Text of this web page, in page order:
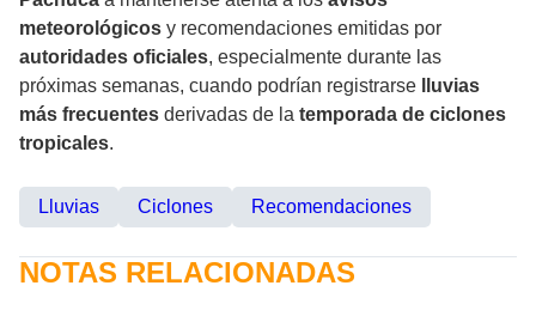
meteorológicos y recomendaciones emitidas por
autoridades oficiales, especialmente durante las
próximas semanas, cuando podrían registrarse
lluvias
más frecuentes derivadas de la temporada de ciclones
tropicales.
Lluvias Ciclones Recomendaciones
NOTAS RELACIONADAS